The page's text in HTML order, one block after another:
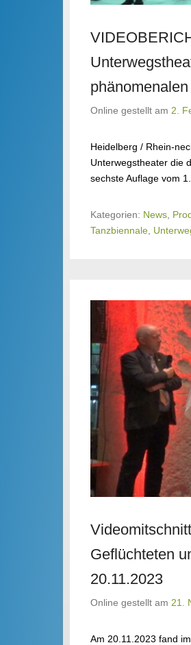
Online gestellt am 2.
Heidelberg / Rhein-
Unterwegstheater die
sechste Auflage vom
Kategorien: News
Tanzbiennale
Geflüchteten
20.11.2023
Online gestellt am 21.
Am 20.11.2023 fand